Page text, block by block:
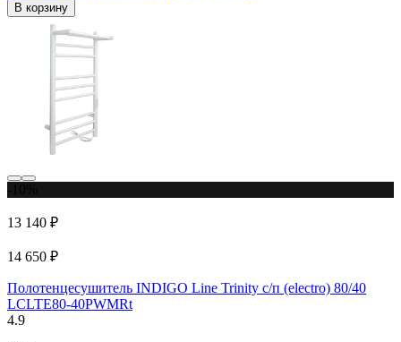
В корзину
13 140 ₽
14 650 ₽
Полотенцесушитель INDIGO Line Trinity с/п (electro) 80/40
LСLTE80-40PWMRt
4.9